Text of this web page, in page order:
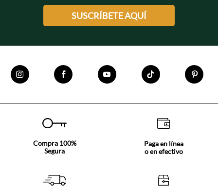
SUSCRÍBETE AQUÍ
Compra 100%
Segura
Paga en línea
o en efectivo